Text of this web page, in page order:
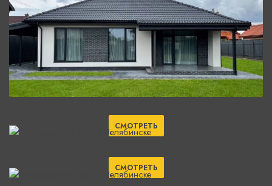
СМОТРЕТЬ
СМОТРЕТЬ
СМОТРЕТЬ